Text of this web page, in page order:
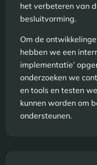
het verbeteren van
besluitvorming.
Om de
hebben we een
implementatie’
onderzoeken we
en tools en testen
kunnen worden om
ondersteunen.